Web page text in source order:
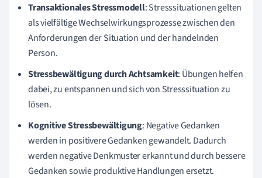
Transaktionales Stressmodell: Stresssituationen gelten
als vielfältige Wechselwirkungsprozesse zwischen den
Anforderungen der Situation und der handelnden
Person.
Stressbewältigung durch Achtsamkeit: Übungen helfen
dabei, zu entspannen und sich von Stresssituation zu
lösen.
Kognitive Stressbewältigung: Negative Gedanken
werden in positivere Gedanken gewandelt. Dadurch
werden negative Denkmuster erkannt und durch bessere
Gedanken sowie produktive Handlungen ersetzt.